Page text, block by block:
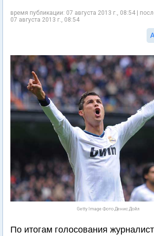
время публикации: 07 августа 2013 г., 08:54 |
07 августа 2013 г., 08:54
Getty Image Фото Денис Дойл
По итогам голосования